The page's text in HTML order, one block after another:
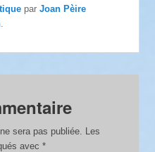
parJoan Pèire
sera pas publiée.
Les
avec*